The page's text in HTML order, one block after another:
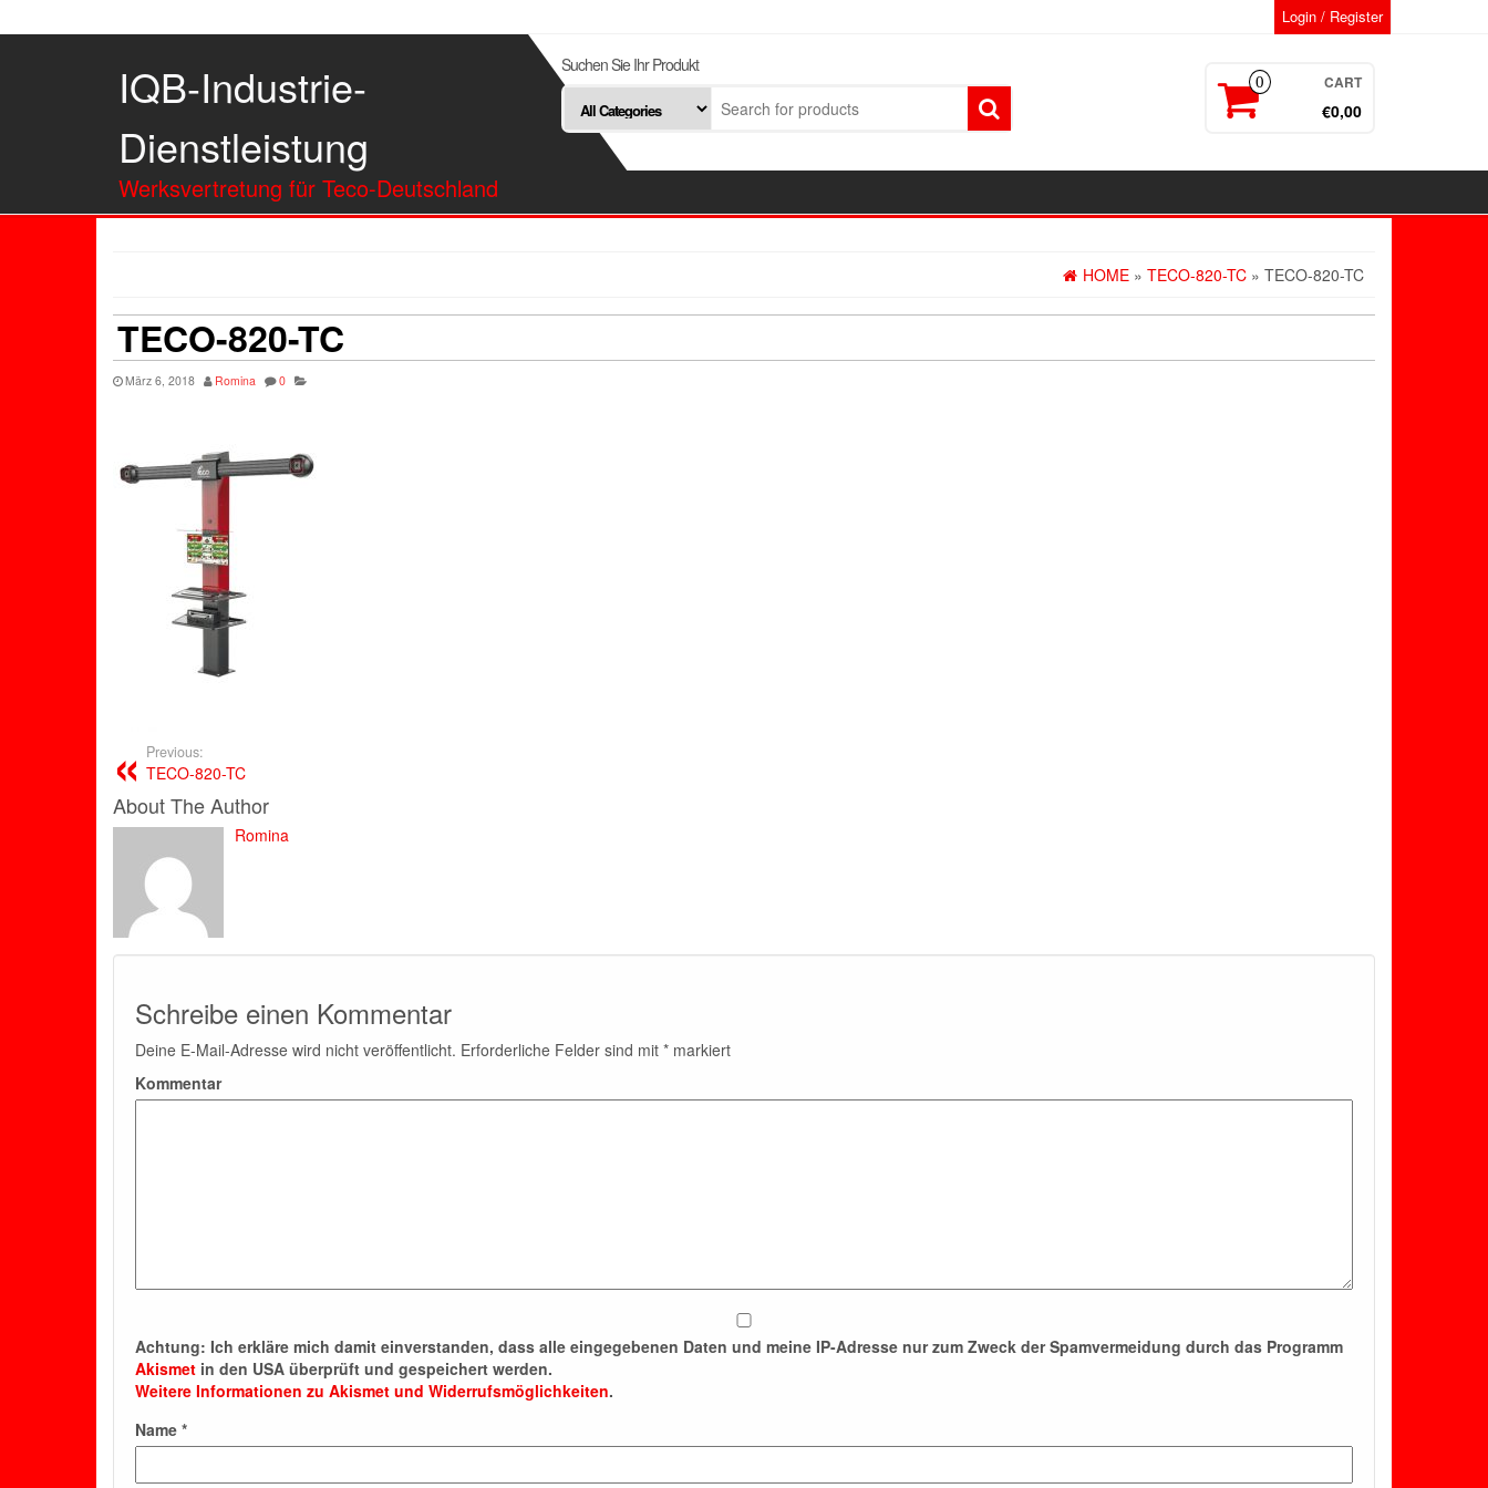
Login / Register
IQB-Industrie-
Dienstleistung
Werksvertretung für Teco-Deutschland
Suchen Sie Ihr Produkt
0 CART
€0,00
HOME » TECO-820-TC » TECO-820-TC
TECO-820-TC
März 6, 2018 Romina 0
Previous:
TECO-820-TC
About The Author
Romina
Schreibe einen Kommentar
Deine E-Mail-Adresse wird nicht veröffentlicht. Erforderliche Felder sind mit * markiert
Kommentar
Achtung: Ich erkläre mich damit einverstanden, dass alle eingegebenen Daten und meine IP-Adresse nur zum Zweck der Spamvermeidung durch das Programm
Akismet in den USA überprüft und gespeichert werden.
Weitere Informationen zu Akismet und Widerrufsmöglichkeiten.
Name *